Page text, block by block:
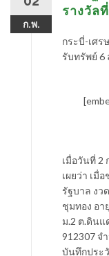
ก.พ.
รางวัล
กระบี่-เศร
รับทรัพย์ 6
เมื่อวันที่ 2
เผยว่า เมื่
รัฐบาล งว
ชุมทอง อา
ม.2 ต.ดินแ
912307 จ
บันทึกประ